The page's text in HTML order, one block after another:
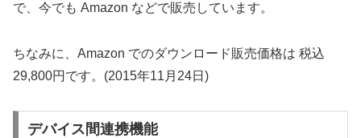
で、今でも Amazon などで販売しています。
ちなみに、Amazon でのダウンロード販売価格は 税込
29,800円です。(2015年11月24日)
デバイス間連携機能